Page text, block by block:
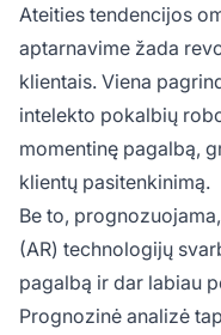
Ateities tendencijos
aptarnavime žada
klientais. Viena
intelekto pokalbių
momentinę pagalbą,
klientų pasitenkinimą.
Be to,
(AR) technologijų
pagalbą ir dar labiau
Prognozinė analizė